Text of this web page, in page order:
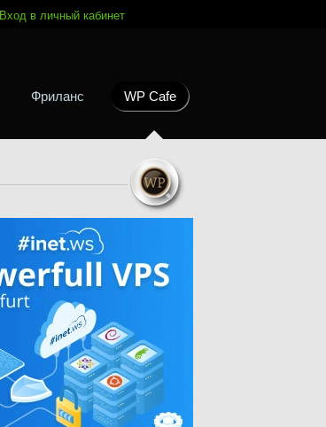
Вход в личный кабинет
Фриланс WP Cafe